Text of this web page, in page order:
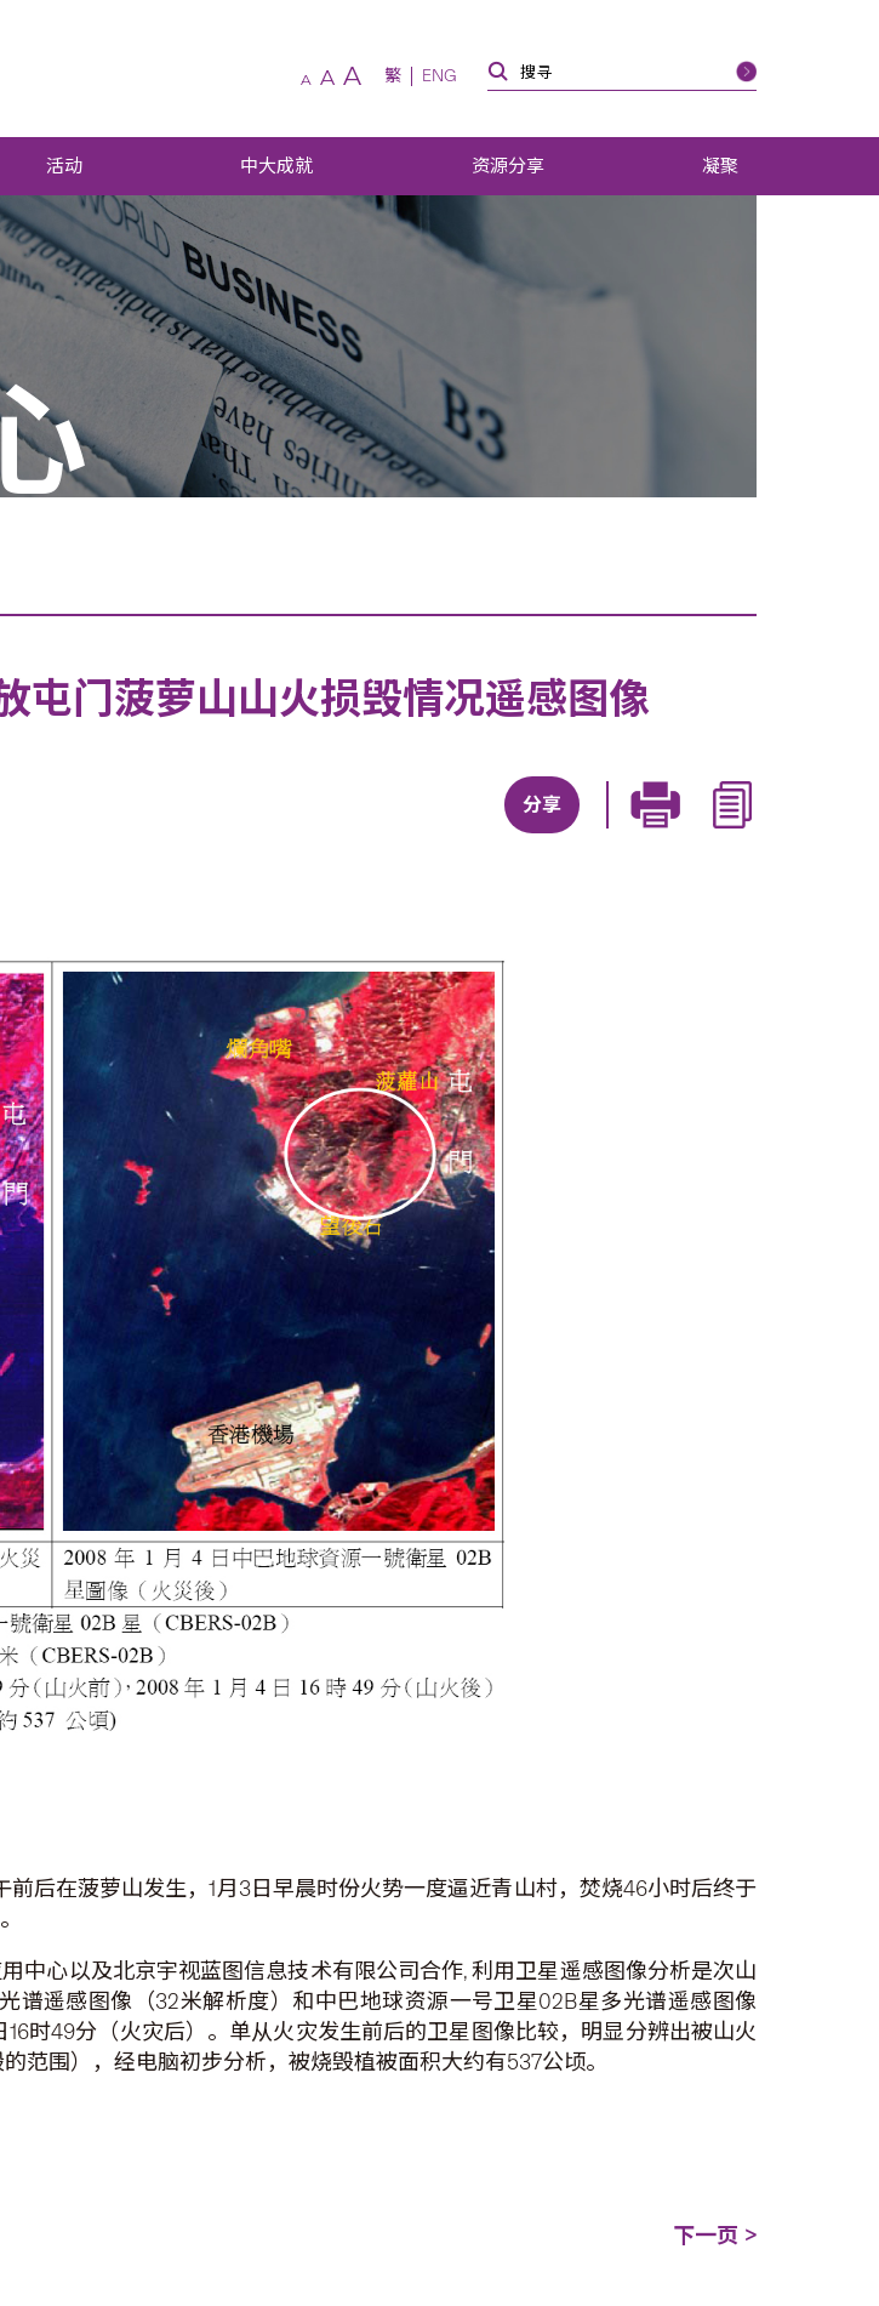
A A A 繁 ENG
活动 中大成就 资源分享 凝聚
屯门菠萝山山火损毁情况遥感图像
分享
后在菠萝山发生，1月3日早晨时份火势一度逼近青山村，焚烧46小时后终于
中心以及北京宇视蓝图信息技术有限公司合作, 利用卫星遥感图像分析是次山
谱遥感图像（32米解析度）和中巴地球资源一号卫星02B星多光谱遥感图像
16时49分（火灾后）。单从火灾发生前后的卫星图像比较，明显分辨出被山火
范围），经电脑初步分析，被烧毁植被面积大约有537公顷。
下一页 >